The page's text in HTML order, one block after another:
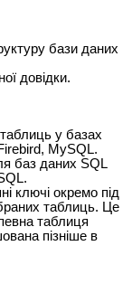
бази даних
довідки.
у базах
MySQL.
баз даних SQL
ключі окремо під
таблиць. Це
таблиця
пізніше в